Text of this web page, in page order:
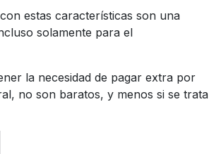
estas características son una
solamente para el
la necesidad de pagar extra por
no son baratos, y menos si se trata